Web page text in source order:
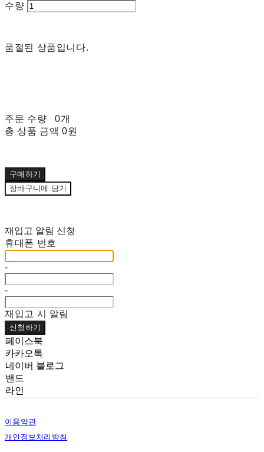
수량
품절된 상품입니다.
주문 수량
0개
총 상품 금액 0원
구매하기
장바구니에 담기
재입고 알림 신청
휴대폰 번호
-
-
재입고 시 알림
신청하기
페이스북
카카오톡
네이버 블로그
밴드
라인
이용약관
개인정보처리방침